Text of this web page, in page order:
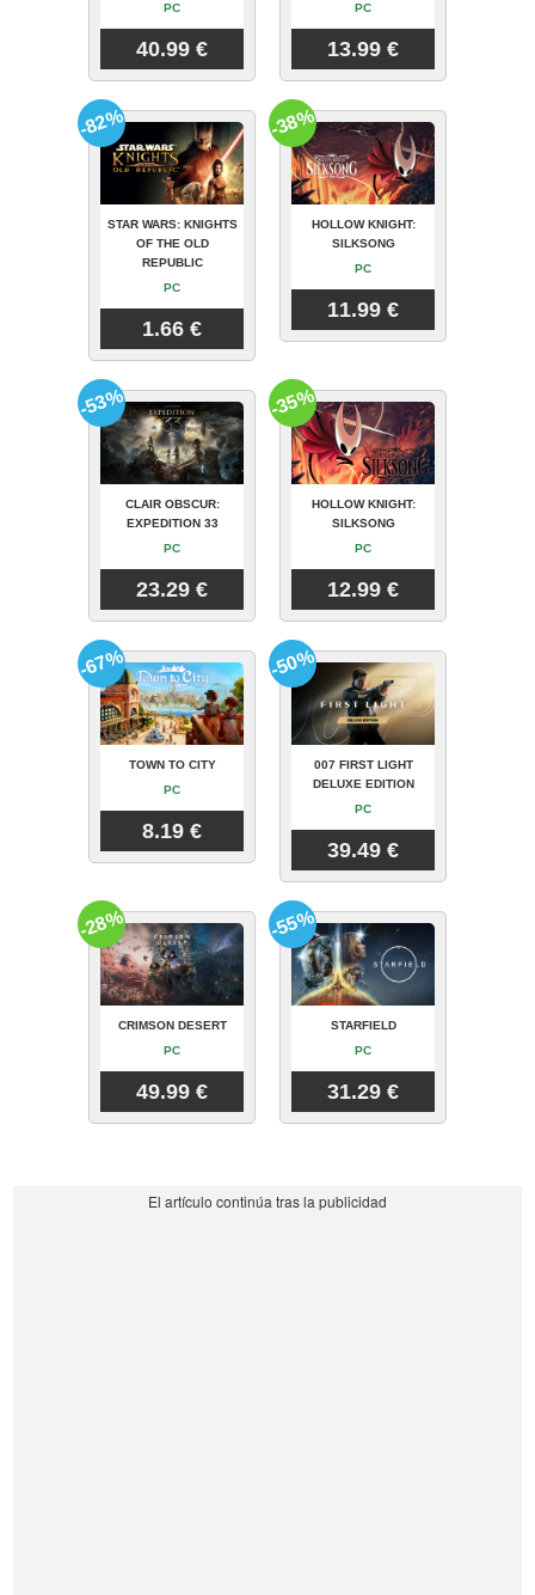
PC
40.99 €
PC
13.99 €
STAR WARS: KNIGHTS
OF THE OLD
REPUBLIC
PC
1.66 €
-82%
HOLLOW KNIGHT:
SILKSONG
PC
11.99 €
-38%
CLAIR OBSCUR:
EXPEDITION 33
PC
23.29 €
-53%
HOLLOW KNIGHT:
SILKSONG
PC
12.99 €
-35%
TOWN TO CITY
PC
8.19 €
-67%
007 FIRST LIGHT
DELUXE EDITION
PC
39.49 €
-50%
CRIMSON DESERT
PC
49.99 €
-28%
STARFIELD
PC
31.29 €
-55%